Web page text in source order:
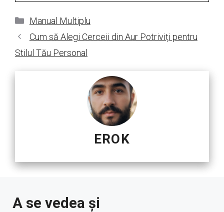
Categorii
Manual Multiplu
Cum să Alegi Cerceii din Aur Potriviți pentru
Stilul Tău Personal
EROK
A se vedea și